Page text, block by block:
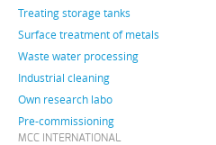
Treating storage tanks
Surface treatment of metals
Waste water processing
Industrial cleaning
Own research labo
Pre-commissioning
MCC INTERNATIONAL